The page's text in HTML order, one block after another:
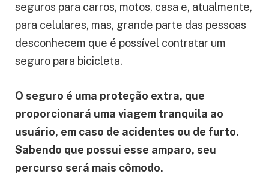
seguros para carros, motos, casa e, atualmente,
para celulares, mas, grande parte das pessoas
desconhecem que é possível contratar um
seguro para bicicleta.
O seguro é uma proteção extra, que
proporcionará uma viagem tranquila ao
usuário, em caso de acidentes ou de furto.
Sabendo que possui esse amparo, seu
percurso será mais cômodo.